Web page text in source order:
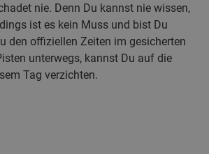
nie. Denn Du kannst nie wissen,
ist es kein Muss und bist Du
den offiziellen Zeiten im gesicherten
unterwegs, kannst Du auf die
Tag verzichten.